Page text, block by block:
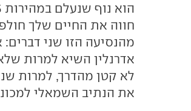
חווה את החיים שלך
מהנסיעה הזו שני
אדרנלין השיא למרות
את הנתיב השמאלי